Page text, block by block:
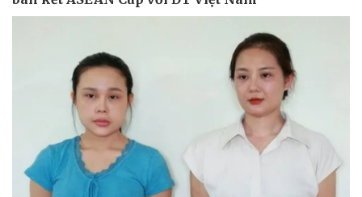
Vụ án
Tin nóng
Tư vấn luật
Quân sự - Quốc phòng
Phân tích